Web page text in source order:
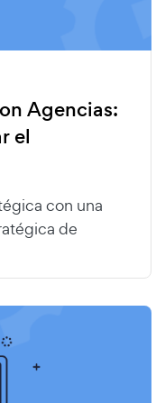
Agencias:
el
con una
de